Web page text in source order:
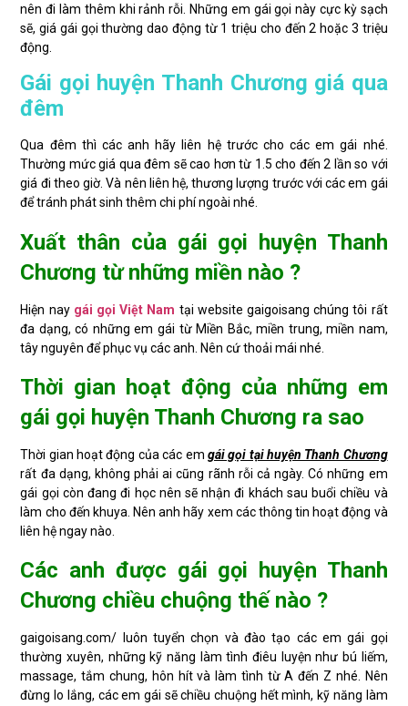
nên đi làm thêm khi rảnh rỗi. Những em gái gọi này cực kỳ sạch
sẽ, giá gái gọi thường dao động từ 1 triệu cho đến 2 hoặc 3 triệu
động.
Gái gọi huyện Thanh Chương giá qua
đêm
Qua đêm thì các anh hãy liên hệ trước cho các em gái nhé.
Thường mức giá qua đêm sẽ cao hơn từ 1.5 cho đến 2 lần so với
giá đi theo giờ. Và nên liên hệ, thương lượng trước với các em gái
để tránh phát sinh thêm chi phí ngoài nhé.
Xuất thân của gái gọi huyện Thanh
Chương từ những miền nào ?
Hiện nay gái gọi Việt Nam tại website gaigoisang chúng tôi rất
đa dạng, có những em gái từ Miền Bắc, miền trung, miền nam,
tây nguyên để phục vụ các anh. Nên cứ thoải mái nhé.
Thời gian hoạt động của những em
gái gọi huyện Thanh Chương ra sao
Thời gian hoạt động của các em gái gọi tại huyện Thanh Chương
rất đa dạng, không phải ai cũng rãnh rỗi cả ngày. Có những em
gái gọi còn đang đi học nên sẽ nhận đi khách sau buổi chiều và
làm cho đến khuya. Nên anh hãy xem các thông tin hoạt động và
liên hệ ngay nào.
Các anh được gái gọi huyện Thanh
Chương chiều chuộng thế nào ?
gaigoisang.com/ luôn tuyển chọn và đào tạo các em gái gọi
thường xuyên, những kỹ năng làm tình điêu luyện như bú liếm,
massage, tắm chung, hôn hít và làm tình từ A đến Z nhé. Nên
đừng lo lắng, các em gái sẽ chiều chuộng hết mình, kỹ năng làm